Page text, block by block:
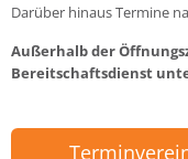
Darüber hinaus Termine
Außerhalb der
Bereitschaftsdienst